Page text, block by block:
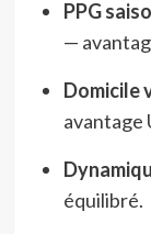
PPG
—
Domicile
avantage
équilibré.